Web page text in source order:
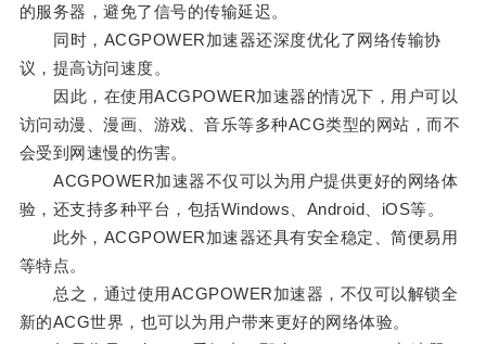
的服务器，避免了信号的传输延迟。
同时，ACGPOWER加速器还深度优化了网络传输协
议，提高访问速度。
因此，在使用ACGPOWER加速器的情况下，用户可以
访问动漫、漫画、游戏、音乐等多种ACG类型的网站，而不
会受到网速慢的伤害。
ACGPOWER加速器不仅可以为用户提供更好的网络体
验，还支持多种平台，包括Windows、Android、iOS等。
此外，ACGPOWER加速器还具有安全稳定、简便易用
等特点。
总之，通过使用ACGPOWER加速器，不仅可以解锁全
新的ACG世界，也可以为用户带来更好的网络体验。